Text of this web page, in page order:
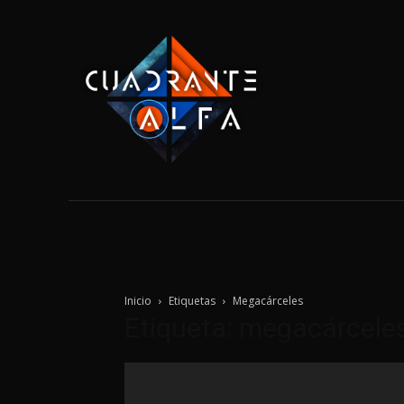
Inicio Etiquetas Megacárceles